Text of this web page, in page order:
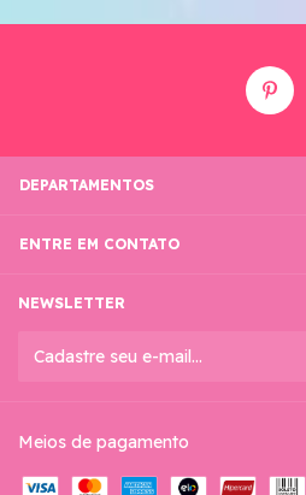
DEPARTAMENTOS
ENTRE EM CONTATO
NEWSLETTER
Meios de pagamento